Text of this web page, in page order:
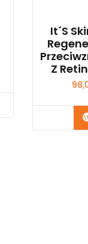
It´S
Z